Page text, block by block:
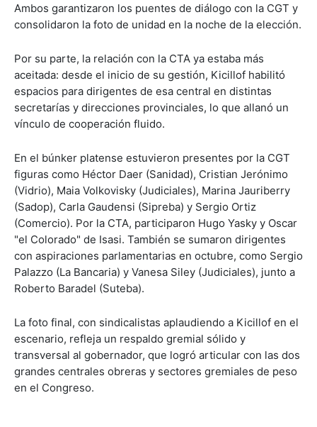
Ambos garantizaron los puentes de diálogo con la CGT y
consolidaron la foto de unidad en la noche de la elección.
Por su parte, la relación con la CTA ya estaba más
aceitada: desde el inicio de su gestión, Kicillof habilitó
espacios para dirigentes de esa central en distintas
secretarías y direcciones provinciales, lo que allanó un
vínculo de cooperación fluido.
En el búnker platense estuvieron presentes por la CGT
figuras como Héctor Daer (Sanidad), Cristian Jerónimo
(Vidrio), Maia Volkovisky (Judiciales), Marina Jauriberry
(Sadop), Carla Gaudensi (Sipreba) y Sergio Ortiz
(Comercio). Por la CTA, participaron Hugo Yasky y Oscar
"el Colorado" de Isasi. También se sumaron dirigentes
con aspiraciones parlamentarias en octubre, como Sergio
Palazzo (La Bancaria) y Vanesa Siley (Judiciales), junto a
Roberto Baradel (Suteba).
La foto final, con sindicalistas aplaudiendo a Kicillof en el
escenario, refleja un respaldo gremial sólido y
transversal al gobernador, que logró articular con las dos
grandes centrales obreras y sectores gremiales de peso
en el Congreso.